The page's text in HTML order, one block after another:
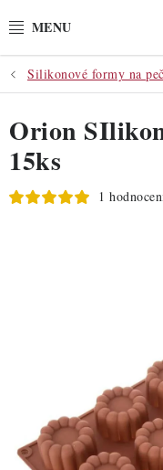
na
POTŘEBY
POMŮCKY
SUROVINY
ZDRAVÉ PEČENÍ
DÁRKOVÉ POUKAZY
Silikonové formy na
Orion
15ks
1